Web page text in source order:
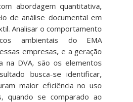
abordagem quantitativa,
de análise documental em
Analisar o comportamento
ambientais do EMA
empresas, e a geração
na DVA, são os elementos
busca-se identificar,
maior eficiência no uso
quando se comparado ao